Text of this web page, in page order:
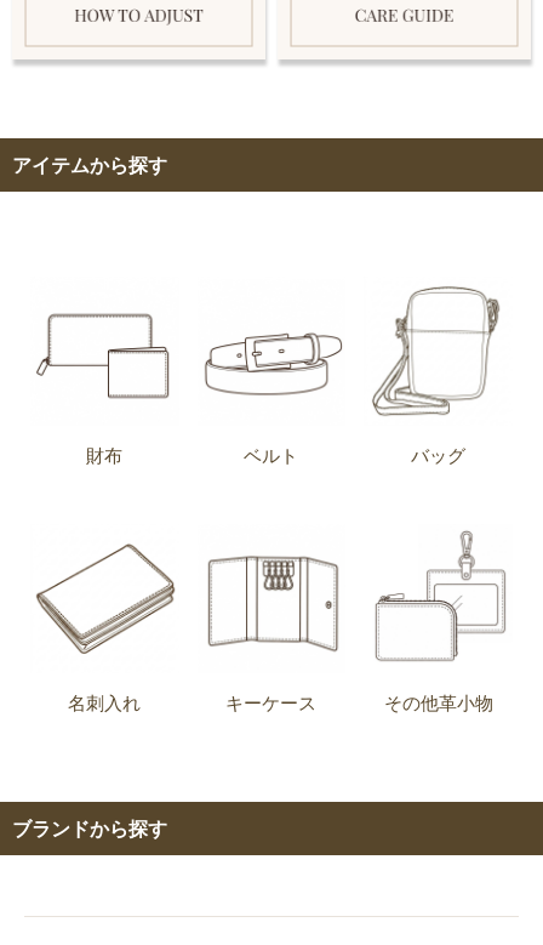
アイテムから探す
財布 ベルト バッグ
名刺入れ キーケース その他革小物
ブランドから探す